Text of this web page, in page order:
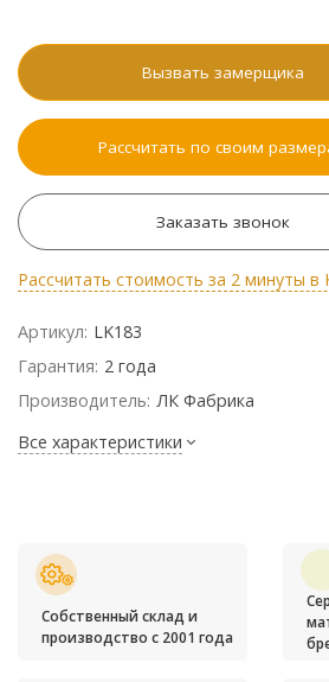
Вызвать замерщика
Рассчитать по своим
Заказать звонок
Рассчитать стоимость за 2 минуты в
Артикул: LK183
Гарантия: 2 года
Производитель: ЛК Фабрика
Все характеристики
Собственный склад и
производство с 2001 года